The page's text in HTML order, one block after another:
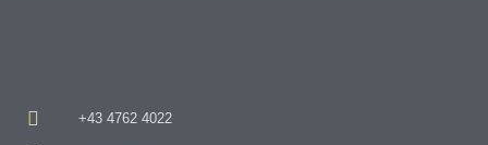
+43 4762 4022